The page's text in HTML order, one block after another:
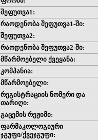
შეფუთვა1:
რაოდენობა შეფუთვა1-ში:
შეფუთვა2:
რაოდენობა შეფუთვა2-ში:
მწარმოებელი ქვეყანა:
კომპანია:
მწარმოებელი:
რეგისტრაციის ნომერი და
თარიღი:
გაცემის რეჟიმი:
ფარმაკოლოგიური
ჯგუფი/ქვეჯგუფი: